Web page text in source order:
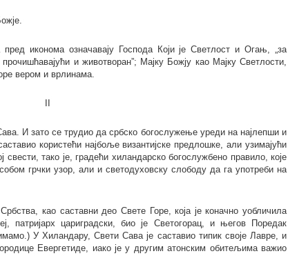
иконома означавају Господа Који је Светлост и Огањ, „за
и животворан”; Мајку Божју као Мајку Светлости,
вером и врлинама.
И зато се трудио да србско богослужење уреди на најлепши и
користећи најбоље византијске предлошке, али узимајући
тако је, градећи хиландарско богослужбено правило, које
грчки узор, али и светодуховску слободу да га употреби на
као саставни део Свете Горе, која је коначно уобличила
патријарх цариградски, био је Светогорац, и његов Поредак
У Хиландару, Свети Сава је саставио типик своје Лавре, и
Евергетиде, иако је у другим атонским обитељима важио